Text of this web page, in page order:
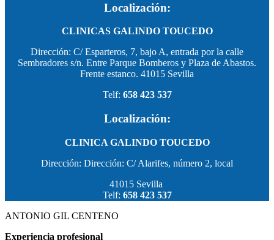
Localización:
CLINICAS GALINDO TOUCEDO
Dirección: C/ Esparteros, 7, bajo A, entrada por la calle
Sembradores s/n. Entre Parque Bomberos y Plaza de Abastos.
Frente estanco. 41015 Sevilla
Telf: 658 423 537
Localización:
CLINICA GALINDO TOUCEDO
Dirección: Dirección: C/ Alarifes, número 2, local
41015 Sevilla
Telf: 658 423 537
ANTONIO GIL CENTENO
Experiencia profesional